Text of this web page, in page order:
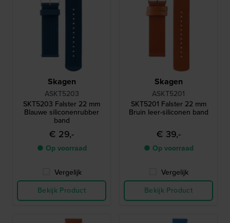
Skagen
ASKT5203
SKT5203 Falster 22 mm
Blauwe siliconenrubber
band
€ 29,-
● Op voorraad
Vergelijk
Bekijk Product
Skagen
ASKT5201
SKT5201 Falster 22 mm
Bruin leer-siliconen band
€ 39,-
● Op voorraad
Vergelijk
Bekijk Product